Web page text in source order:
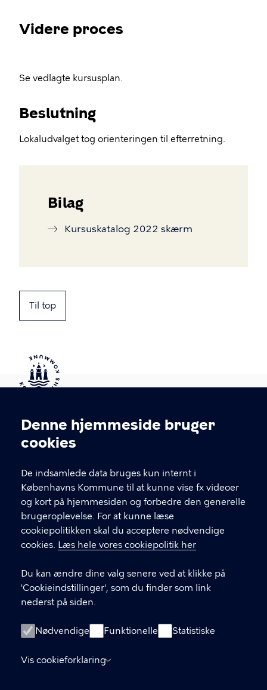
Cookieindstillinger
Denne hjemmeside bruger
cookies
De indsamlede data bruges kun internt i
Københavns Kommune til at kunne vise fx videoer
og kort på hjemmesiden og forbedre den generelle
brugeroplevelse. For at kunne læse
cookiepolitikken skal du acceptere nødvendige
cookies. Læs hele vores cookiepolitik her
Du kan ændre dine valg senere ved at klikke på
'Cookieindstillinger', som du finder som link
nederst på siden.
Nødvendige Funktionelle Statistiske
Vis cookieforklaring
Videre proces
Se vedlagte kursusplan.
Beslutning
Lokaludvalget tog orienteringen til efterretning.
Bilag
Kursuskatalog 2022 skærm
Til top
Kontakt Københavns Kommune
T
fFind andre kontakter her
CVR-nummer64942212
GENVEJE
Digital Post
Databeskyttelse
Tilgængelighedserklæring
Om hjemmesiden